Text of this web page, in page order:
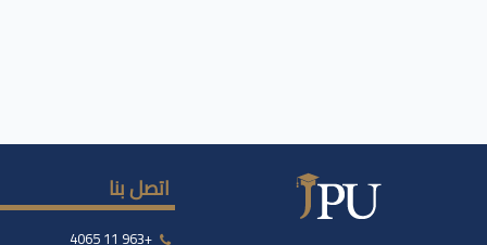
اتصل بنا
+963 11 4065